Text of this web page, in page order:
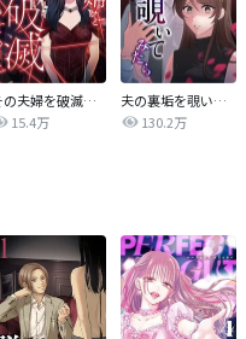
その夫婦を破滅させるまで
15.4万
夫の裏垢を覗いてみたら
130.2万